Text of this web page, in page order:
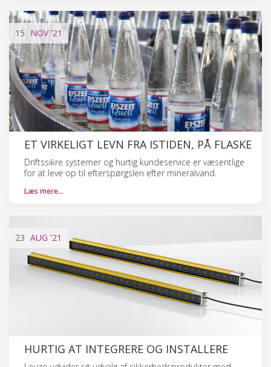
15 NOV'21
ET VIRKELIGT LEVN FRA ISTIDEN, PÅ FLASKE
Driftssikre systemer og hurtig kundeservice er væsentlige
for at leve op til efterspørgslen efter mineralvand.
Læs mere…
23 AUG '21
HURTIG AT INTEGRERE OG INSTALLERE